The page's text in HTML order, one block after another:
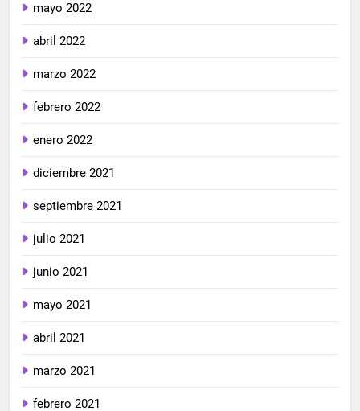
mayo 2022
abril 2022
marzo 2022
febrero 2022
enero 2022
diciembre 2021
septiembre 2021
julio 2021
junio 2021
mayo 2021
abril 2021
marzo 2021
febrero 2021